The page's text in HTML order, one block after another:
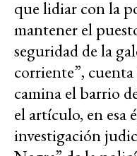
que lidiar con la
mantener el
seguridad de la
corriente”,
camina el barrio
el artículo, en esa
investigación